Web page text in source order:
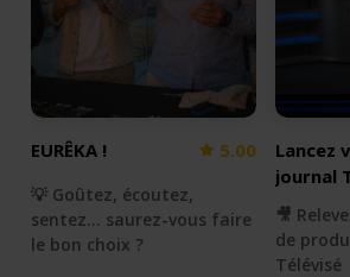
EURÊKA ! 5.00
💡 Goûtez, écoutez,
sentez... saurez-vous faire
le bon choix ?
Lancez
journal
🎥
de
Télévisé